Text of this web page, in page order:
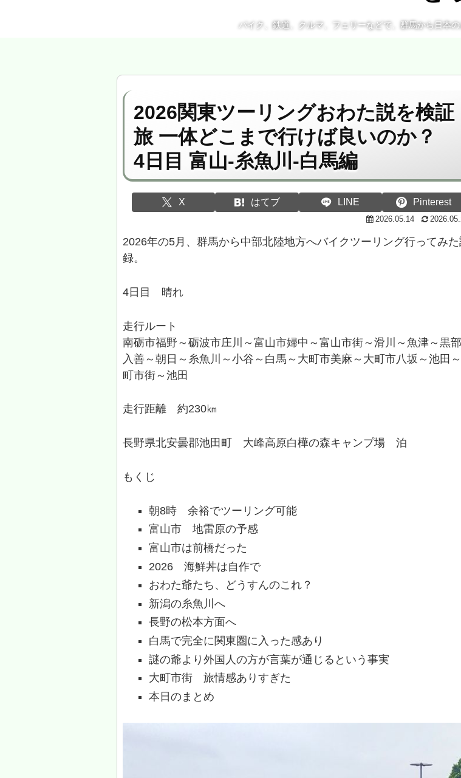
バイク、鉄道、クルマ、フェリーなどで、群馬から日本
2026関東ツーリングおわた説を検証
旅 一体どこまで行けば良いのか？
4日目 富山-糸魚川-白馬編
X はてブ LINE Pinterest
2026.05.14
2026年の5月、群馬から中部北陸地方へバイクツーリング行ってみ
録。
4日目 晴れ
走行ルート
南砺市福野～砺波市庄川～富山市婦中～富山市街～滑川～魚津～黒
入善～朝日～糸魚川～小谷～白馬～大町市美麻～大町市八坂～池田
町市街～池田
走行距離 約230㎞
長野県北安曇郡池田町 大峰高原白樺の森キャンプ場 泊
もくじ
朝8時 余裕でツーリング可能
富山市 地雷原の予感
富山市は前橋だった
2026 海鮮丼は自作で
おわた爺たち、どうすんのこれ？
新潟の糸魚川へ
長野の松本方面へ
白馬で完全に関東圏に入った感あり
謎の爺より外国人の方が言葉が通じるという事実
大町市街 旅情感ありすぎた
本日のまとめ